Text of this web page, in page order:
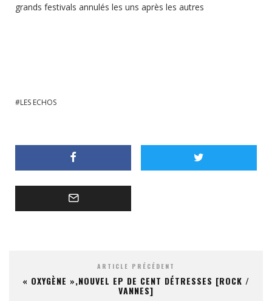
grands festivals annulés les uns après les autres
LES ECHOS
ARTICLE PRÉCÉDENT
« OXYGÈNE »,NOUVEL EP DE CENT DÉTRESSES [ROCK /
VANNES]